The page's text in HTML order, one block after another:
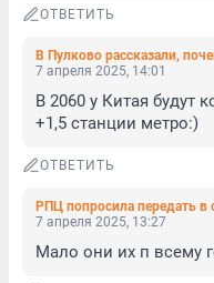
ОТВЕТИТЬ
7 апреля 2025, 14:01
В 2060 у Китая будут
+1,5 станции метро:)
ОТВЕТИТЬ
7 апреля 2025, 13:27
Мало они их п всему